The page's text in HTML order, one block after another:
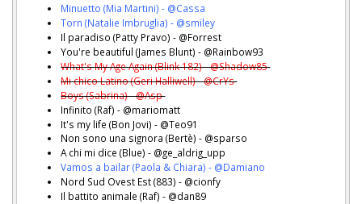
Minuetto (Mia Martini) - @Cassa
Torn (Natalie Imbruglia) - @smiley
Il paradiso (Patty Pravo) - @Forrest
You're beautiful (James Blunt) - @Rainbow93
What's My Age Again (Blink 182) - @Shadow85
Mi chico Latino (Geri Halliwell) - @CrYs
Boys (Sabrina) - @Asp
Infinito (Raf) - @mariomatt
It's my life (Bon Jovi) - @Teo91
Non sono una signora (Bertè) - @sparso
A chi mi dice (Blue) - @ge_aldrig_upp
Vamos a bailar (Paola & Chiara) - @Damiano
Nord Sud Ovest Est (883) - @cionfy
Il battito animale (Raf) - @dan89